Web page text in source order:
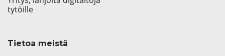
tytöille
Tietoa meistä